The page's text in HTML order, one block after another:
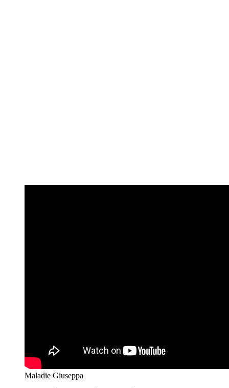
Maladie Giuseppa